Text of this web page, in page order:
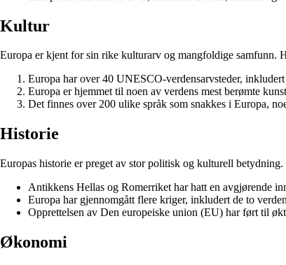
Kultur
Europa er kjent for sin rike kulturarv og mangfoldige samfunn.
Europa har over 40 UNESCO-verdensarvsteder,
Europa er hjemmet til noen av verdens mest berømte
Det finnes over 200 ulike språk som snakkes i Europa,
Historie
Europas historie er preget av stor politisk og kulturell
Antikkens Hellas og Romerriket har hatt en avgjørende
Europa har gjennomgått flere kriger, inkludert de to
Opprettelsen av Den europeiske union (EU) har ført til
Økonomi